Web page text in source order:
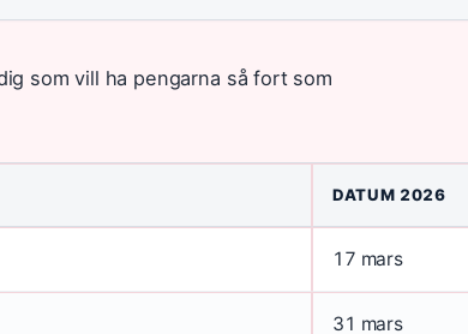
som vill ha pengarna så fort som
DATUM 2026
17 mars
31 mars